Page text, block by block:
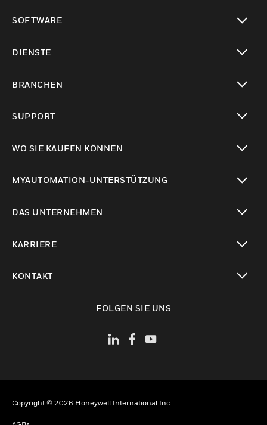
SOFTWARE
DIENSTE
BRANCHEN
SUPPORT
WO SIE KAUFEN KÖNNEN
MYAUTOMATION-UNTERSTÜTZUNG
DAS UNTERNEHMEN
KARRIERE
KONTAKT
FOLGEN SIE UNS
Copyright © 2026 Honeywell International Inc